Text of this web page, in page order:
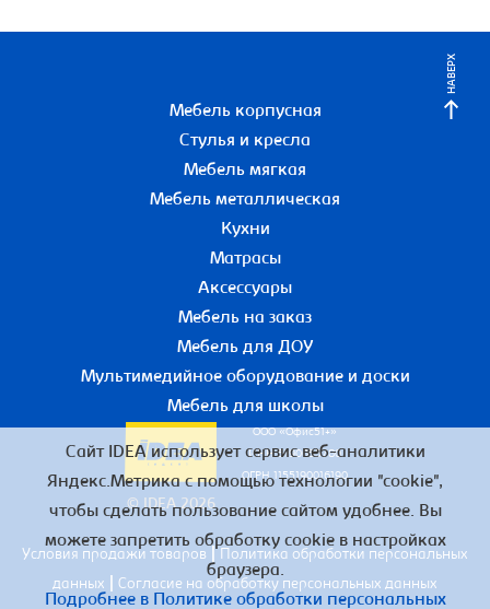
НАВЕРХ
Мебель корпусная
Стулья и кресла
Мебель мягкая
Мебель металлическая
Кухни
Матрасы
Аксессуары
Мебель на заказ
Мебель для ДОУ
Мультимедийное оборудование и доски
Мебель для школы
© IDEA 2026
ООО «Офис51+»
ИНН 5190055780
ОГРН 1155190016190
Условия продажи товаров | Политика обработки персональных
данных
Согласие на обработку персональных данных
Сайт IDEA использует сервис веб-аналитики
Яндекс.Метрика с помощью технологии "cookie",
чтобы сделать пользование сайтом удобнее. Вы
можете запретить обработку cookie в настройках
браузера.
Подробнее в Политике обработки персональных